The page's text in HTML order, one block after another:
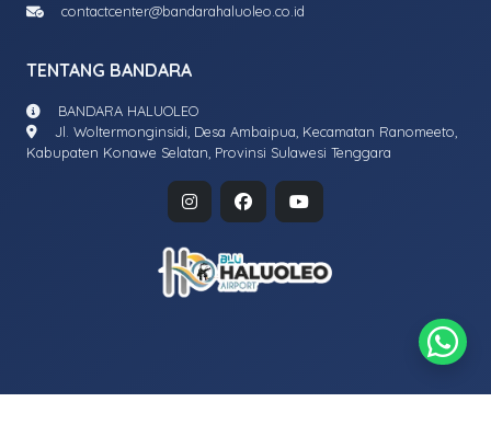
contactcenter@bandarahaluoleo.co.id
TENTANG BANDARA
BANDARA HALUOLEO
Jl. Woltermonginsidi, Desa Ambaipua, Kecamatan Ranomeeto,
Kabupaten Konawe Selatan, Provinsi Sulawesi Tenggara